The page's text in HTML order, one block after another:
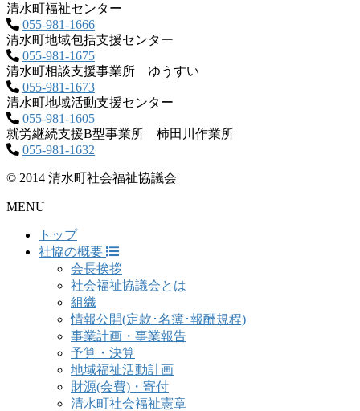
清水町福祉センター
055-981-1666
清水町地域包括支援センター
055-981-1675
清水町相談支援事業所 ゆうすい
055-981-1673
清水町地域活動支援センター
055-981-1605
就労継続支援B型事業所 柿田川作業所
055-981-1632
© 2014 清水町社会福祉協議会
MENU
トップ
社協の概要
会長挨拶
社会福祉協議会とは
組織
情報公開(定款･名簿･報酬規程)
事業計画・事業報告
予算・決算
地域福祉活動計画
財源(会費)・寄付
清水町社会福祉憲章